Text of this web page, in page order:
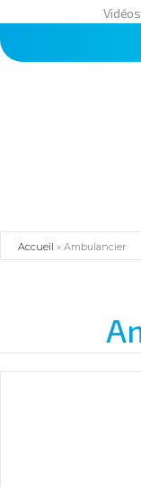
Vidéos
Accueil » Ambulancier